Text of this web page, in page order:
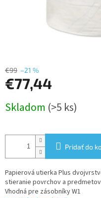
€99 –21 %
€77,44
cena:
Skladom (>5 ks)
Pridať do
Papierová utierka Plus
stieranie povrchov a
Vhodná pre zásobníky W1